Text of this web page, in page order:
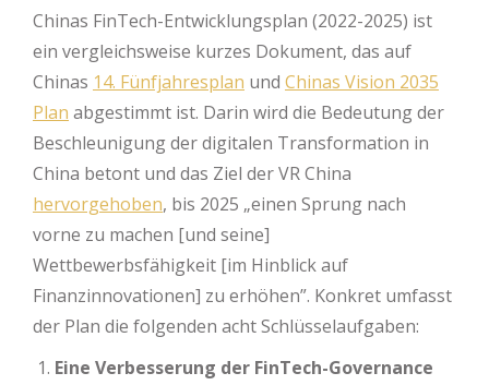
Chinas FinTech-Entwicklungsplan (2022-2025) ist
ein vergleichsweise kurzes Dokument, das auf
Chinas 14. Fünfjahresplan und Chinas Vision 2035
Plan abgestimmt ist. Darin wird die Bedeutung der
Beschleunigung der digitalen Transformation in
China betont und das Ziel der VR China
hervorgehoben, bis 2025 „einen Sprung nach
vorne zu machen [und seine]
Wettbewerbsfähigkeit [im Hinblick auf
Finanzinnovationen] zu erhöhen”. Konkret umfasst
der Plan die folgenden acht Schlüsselaufgaben:
Eine Verbesserung der FinTech-Governance